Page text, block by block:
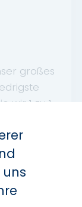
großes
wir 1 zu 1
für nur